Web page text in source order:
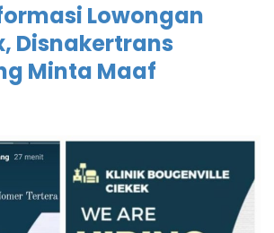
Lowongan
Disnakertrans
Minta Maaf